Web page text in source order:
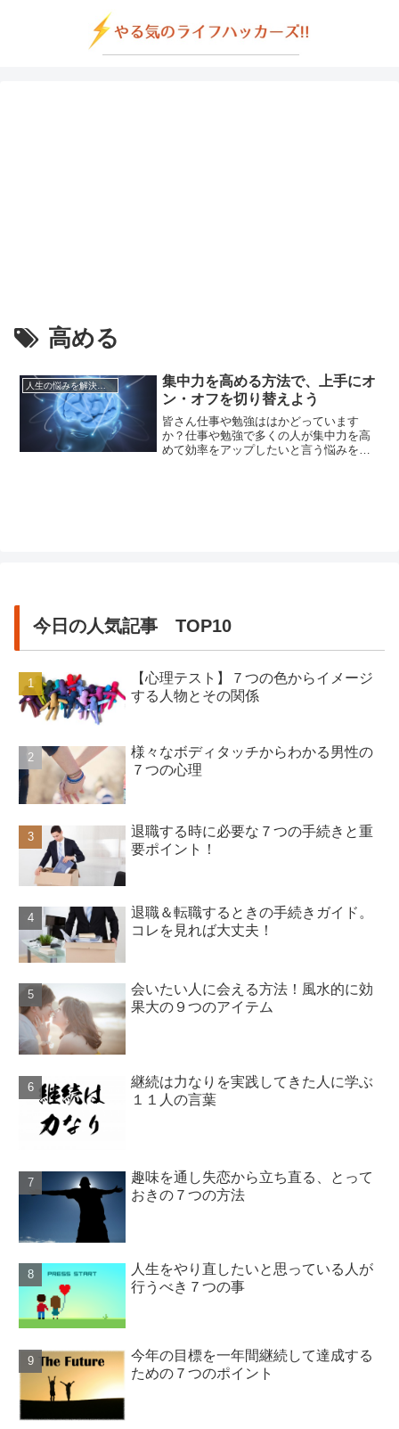
高める
人生の悩みを解決する方法
集中力を高める方法で、上手にオ
ン・オフを切り替えよう
皆さん仕事や勉強ははかどっています
か？仕事や勉強で多くの人が集中力を高
めて効率をアップしたいと言う悩みを持
今日の人気記事 TOP10
【心理テスト】７つの色からイメージ
する人物とその関係
様々なボディタッチからわかる男性の
７つの心理
退職する時に必要な７つの手続きと重
要ポイント！
退職＆転職するときの手続きガイド。
コレを見れば大丈夫！
会いたい人に会える方法！風水的に効
果大の９つのアイテム
継続は力なりを実践してきた人に学ぶ
１１人の言葉
趣味を通し失恋から立ち直る、とって
おきの７つの方法
人生をやり直したいと思っている人が
行うべき７つの事
今年の目標を一年間継続して達成する
ための７つのポイント